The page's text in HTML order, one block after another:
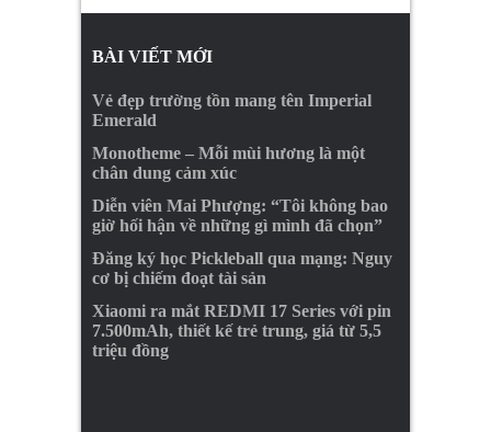
BÀI VIẾT MỚI
Vẻ đẹp trường tồn mang tên Imperial
Emerald
Monotheme – Mỗi mùi hương là một
chân dung cảm xúc
Diễn viên Mai Phượng: “Tôi không bao
giờ hối hận về những gì mình đã chọn”
Đăng ký học Pickleball qua mạng: Nguy
cơ bị chiếm đoạt tài sản
Xiaomi ra mắt REDMI 17 Series với pin
7.500mAh, thiết kế trẻ trung, giá từ 5,5
triệu đồng